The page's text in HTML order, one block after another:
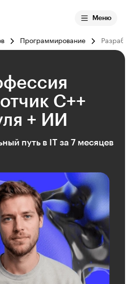
Меню
Программирование
С++
+ ИИ
путь в IT за 7 месяцев